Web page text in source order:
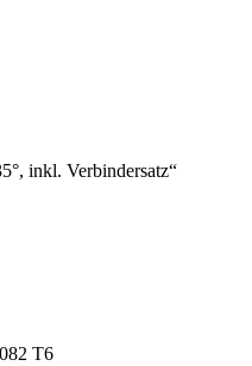
inkl. Verbindersatz“
T6